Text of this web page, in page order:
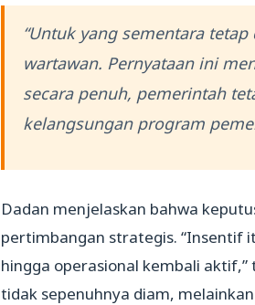
“Untuk yang sementara
wartawan. Pernyataan ini
secara penuh, pemerintah
kelangsungan program
Dadan menjelaskan bahwa
pertimbangan strategis. “Insentif
hingga operasional kembali
tidak sepenuhnya diam,